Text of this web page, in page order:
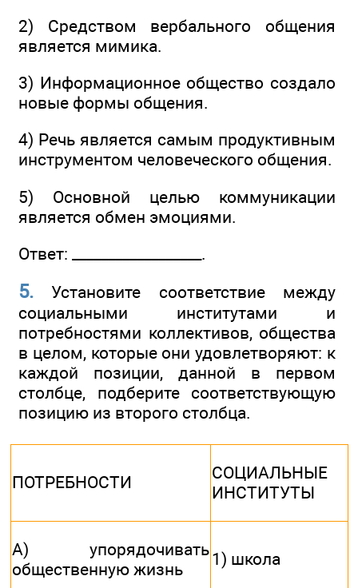
2) Средством вербального общения
является мимика.
3) Информационное общество создало
новые формы общения.
4) Речь является самым продуктивным
инструментом человеческого общения.
5) Основной целью коммуникации
является обмен эмоциями.
Ответ: __________________.
5. Установите соответствие между
социальными институтами и
потребностями коллективов, общества
в целом, которые они удовлетворяют: к
каждой позиции, данной в первом
столбце, подберите соответствующую
позицию из второго столбца.
ПОТРЕБНОСТИ
СОЦИАЛЬНЫЕ
ИНСТИТУТЫ
А) упорядочивать
общественную жизнь
1) школа